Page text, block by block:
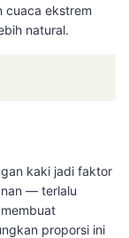
cuaca ekstrem
natural.
kaki jadi faktor
— terlalu
proporsi ini